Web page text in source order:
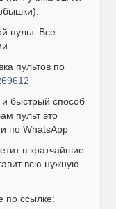
пульт. Все
пультов по
быстрый способ
пульт это
по WhatsApp
в кратчайшие
всю нужную
по ссылке: